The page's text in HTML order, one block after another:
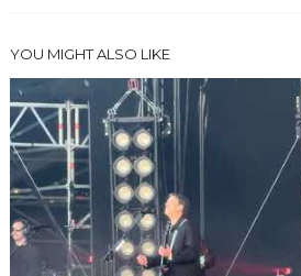
YOU MIGHT ALSO LIKE